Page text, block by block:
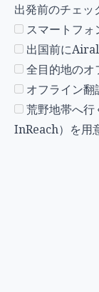
出発前のチェッ
スマートフ
出国前に
全目的地の
オフライン
荒野地帯へ
InReach）を用